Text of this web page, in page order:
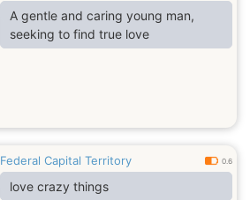
A gentle and caring young man,
seeking to find true love
Federal Capital Territory 0.6
love crazy things